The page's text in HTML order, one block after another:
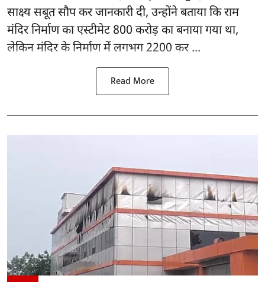
साक्ष्य सबूत सौप कर जानकारी दी, उन्होंने बताया कि राम
मंदिर निर्माण का एस्टीमेट 800 करोड़ का बनाया गया था,
लेकिन मंदिर के निर्माण में लगभग 2200 कर ...
Read More